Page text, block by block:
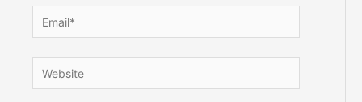
Email*
Website